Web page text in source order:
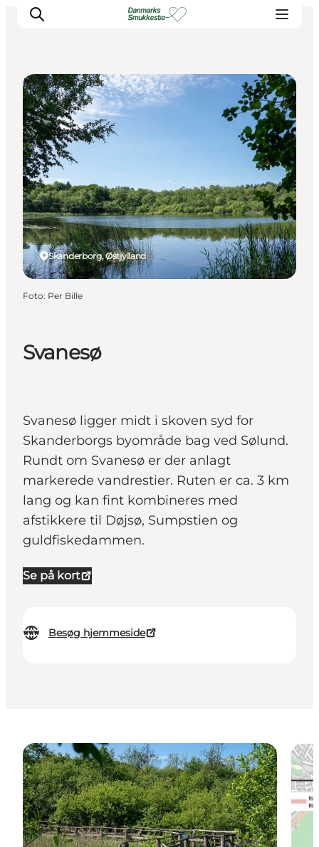
Oplev naturen
Opdag byerne
Det sker
Getaway
Overnatning
Planlæg
Svanesø
Svanesø ligger midt i skoven syd for
Skanderborgs byområde bag ved Sølund.
Rundt om Svanesø er der anlagt
markerede vandrestier. Ruten er ca. 3 km
lang og kan fint kombineres med
afstikkere til Døjsø, Sumpstien og
guldfiskedammen.
Se på kort
Besøg hjemmeside
Skanderborg, Østjylland
Naturområder
Foto: Per Bille